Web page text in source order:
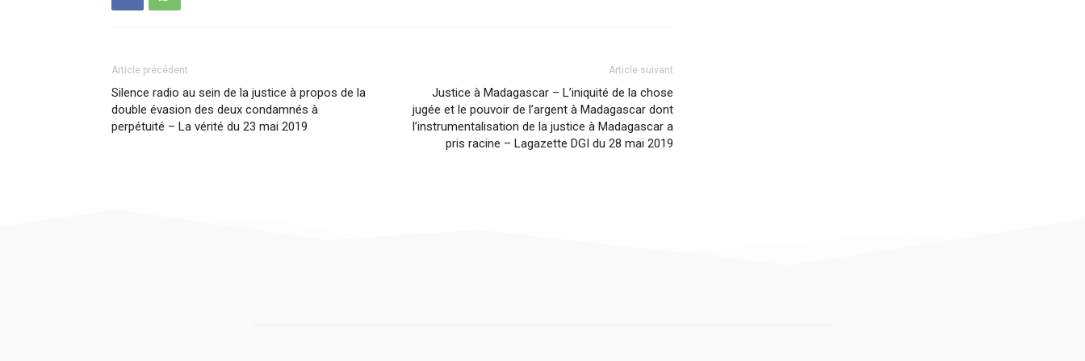
Article précédent
Silence radio au sein de la justice à propos de la
double évasion des deux condamnés à
perpétuité – La vérité du 23 mai 2019
Article suivant
Justice à Madagascar – L’iniquité de la chose
jugée et le pouvoir de l’argent à Madagascar dont
l’instrumentalisation de la justice à Madagascar a
pris racine – Lagazette DGI du 28 mai 2019